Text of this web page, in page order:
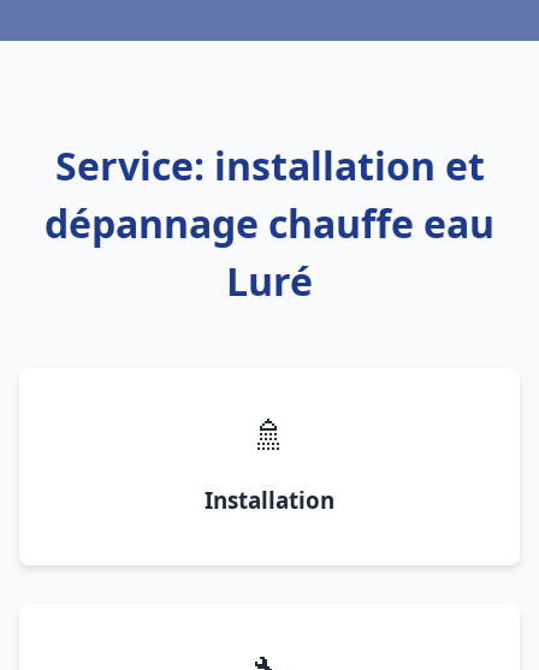
Service: installation et
dépannage chauffe eau
Luré
🚿
Installation